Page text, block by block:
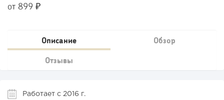
от 899 ₽
Описание Обзор
Отзывы
Работает с 2016 г.